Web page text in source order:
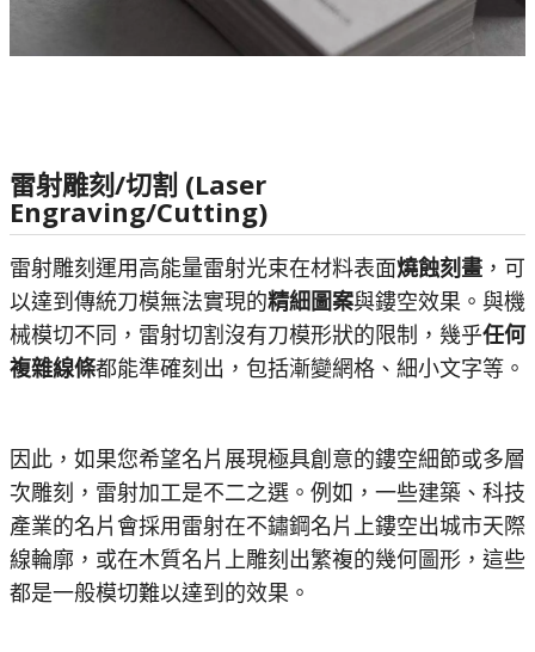
雷射雕刻/切割 (Laser
Engraving/Cutting)
雷射雕刻運用高能量雷射光束在材料表面燒蝕刻畫 ，可
以達到傳統刀模無法實現的精細圖案與鏤空效果。與機
械模切不同，雷射切割沒有刀模形狀的限制，幾乎任何
複雜線條都能準確刻出，包括漸變網格、細小文字等。
因此，如果您希望名片展現極具創意的鏤空細節或多層
次雕刻，雷射加工是不二之選。例如，一些建築、科技
產業的名片會採用雷射在不鏽鋼名片上鏤空出城市天際
線輪廓，或在木質名片上雕刻出繁複的幾何圖形，這些
都是一般模切難以達到的效果。